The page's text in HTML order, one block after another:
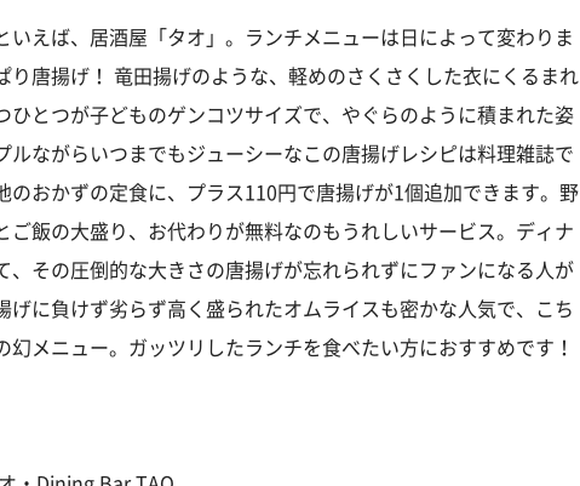
いえば、居酒屋「タオ」。ランチメニューは日によって変わりま
り唐揚げ！ 竜田揚げのような、軽めのさくさくした衣にくるまれ
ひとつが子どものゲンコツサイズで、やぐらのように積まれた姿
ルながらいつまでもジューシーなこの唐揚げレシピは料理雑誌で
のおかずの定食に、プラス110円で唐揚げが1個追加できます。野
ご飯の大盛り、お代わりが無料なのもうれしいサービス。ディナ
、その圧倒的な大きさの唐揚げが忘れられずにファンになる人が
げに負けず劣らず高く盛られたオムライスも密かな人気で、こち
幻メニュー。ガッツリしたランチを食べたい方におすすめです！